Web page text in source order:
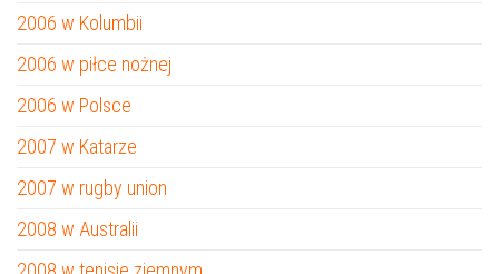
2006 w Kolumbii
2006 w piłce nożnej
2006 w Polsce
2007 w Katarze
2007 w rugby union
2008 w Australii